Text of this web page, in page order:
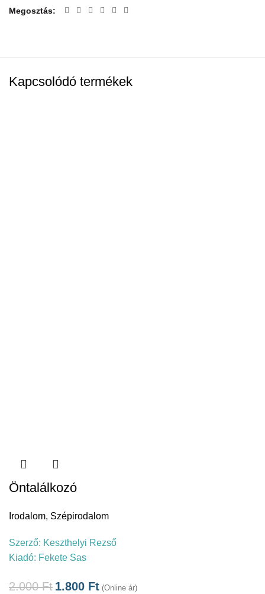
Megosztás
Kapcsolódó termékek
Öntalálkozó
Irodalom, Szépirodalom
Szerző: Keszthelyi Rezső
Kiadó: Fekete Sas
2.000Ft 1.800 Ft (Online ár)